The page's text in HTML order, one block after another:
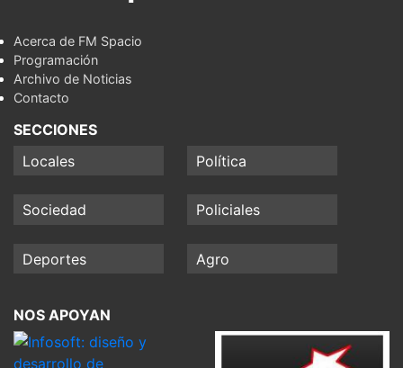
Acerca de FM Spacio
Programación
Archivo de Noticias
Contacto
SECCIONES
Locales
Política
Sociedad Policiales
Deportes Agro
NOS APOYAN